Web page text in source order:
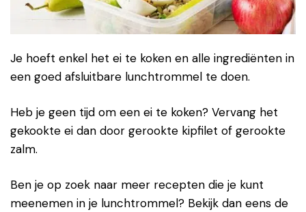
Je hoeft enkel het ei te koken en alle ingrediënten in
een goed afsluitbare lunchtrommel te doen.
Heb je geen tijd om een ei te koken? Vervang het
gekookte ei dan door gerookte kipfilet of gerookte
zalm.
Ben je op zoek naar meer recepten die je kunt
meenemen in je lunchtrommel? Bekijk dan eens de